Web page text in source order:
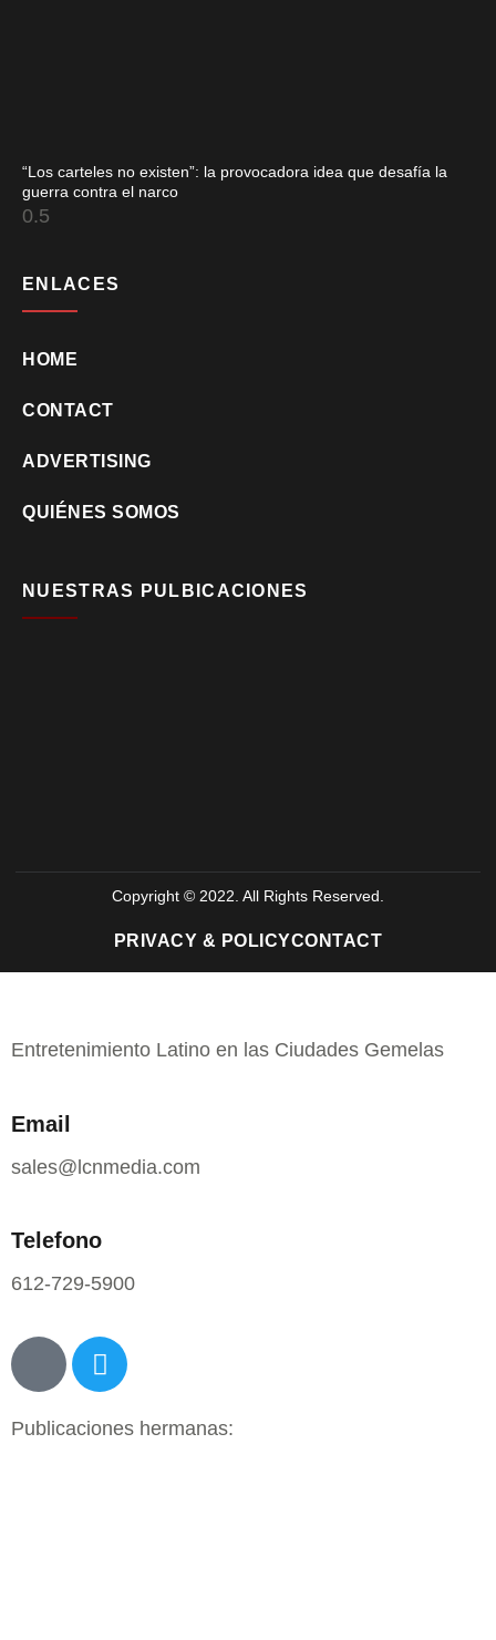
“Los carteles no existen”: la provocadora idea que desafía la
guerra contra el narco
ENLACES
HOME
CONTACT
ADVERTISING
QUIÉNES SOMOS
NUESTRAS PULBICACIONES
Copyright © 2022. All Rights Reserved.
PRIVACY & POLICYCONTACT
Entretenimiento Latino en las Ciudades Gemelas
Email
sales@lcnmedia.com
Telefono
612-729-5900
Publicaciones hermanas: